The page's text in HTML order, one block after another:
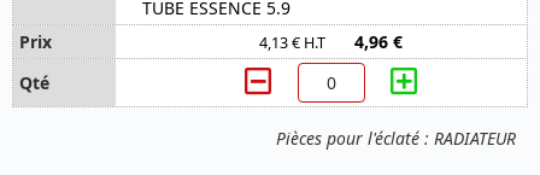
Pièces pour l'éclaté : RADIATEUR
TUBE ESSENCE 5.9
4,13 € H.T 4,96 €